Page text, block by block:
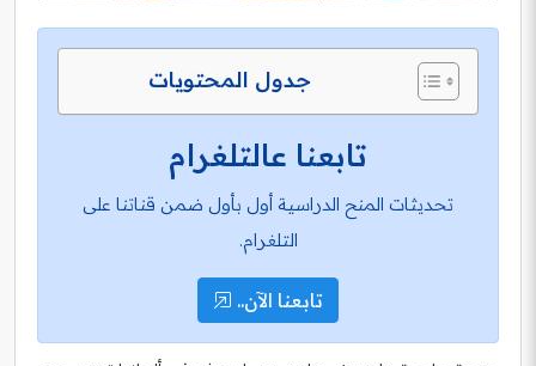
جدول المحتويات
تابعنا عالتلغرام
تحديثات المنح الدراسية أول بأول ضمن قناتنا على
التلغرام.
تابعنا الآن..